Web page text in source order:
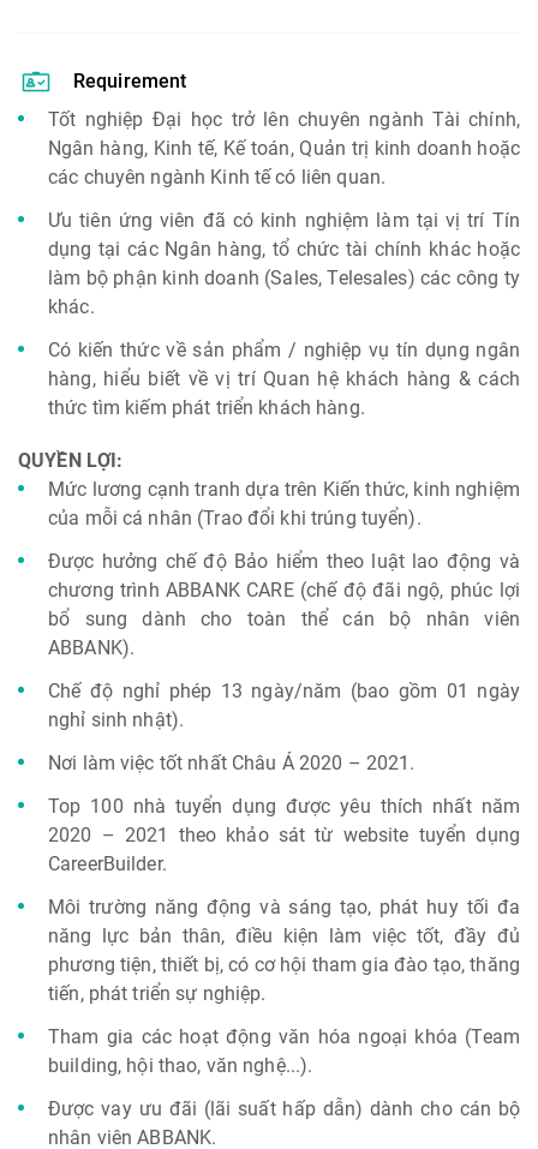
Requirement
Tốt nghiệp Đại học trở lên chuyên ngành Tài chính,
Ngân hàng, Kinh tế, Kế toán, Quản trị kinh doanh hoặc
các chuyên ngành Kinh tế có liên quan.
Ưu tiên ứng viên đã có kinh nghiệm làm tại vị trí Tín
dụng tại các Ngân hàng, tổ chức tài chính khác hoặc
làm bộ phận kinh doanh (Sales, Telesales) các công ty
khác.
Có kiến thức về sản phẩm / nghiệp vụ tín dụng ngân
hàng, hiểu biết về vị trí Quan hệ khách hàng & cách
thức tìm kiếm phát triển khách hàng.
QUYỀN LỢI:
Mức lương cạnh tranh dựa trên Kiến thức, kinh nghiệm
của mỗi cá nhân (Trao đổi khi trúng tuyển).
Được hưởng chế độ Bảo hiểm theo luật lao động và
chương trình ABBANK CARE (chế độ đãi ngộ, phúc lợi
bổ sung dành cho toàn thể cán bộ nhân viên
ABBANK).
Chế độ nghỉ phép 13 ngày/năm (bao gồm 01 ngày
nghỉ sinh nhật).
Nơi làm việc tốt nhất Châu Á 2020 – 2021.
Top 100 nhà tuyển dụng được yêu thích nhất năm
2020 – 2021 theo khảo sát từ website tuyển dụng
CareerBuilder.
Môi trường năng động và sáng tạo, phát huy tối đa
năng lực bản thân, điều kiện làm việc tốt, đầy đủ
phương tiện, thiết bị, có cơ hội tham gia đào tạo, thăng
tiến, phát triển sự nghiệp.
Tham gia các hoạt động văn hóa ngoại khóa (Team
building, hội thao, văn nghệ...).
Được vay ưu đãi (lãi suất hấp dẫn) dành cho cán bộ
nhân viên ABBANK.